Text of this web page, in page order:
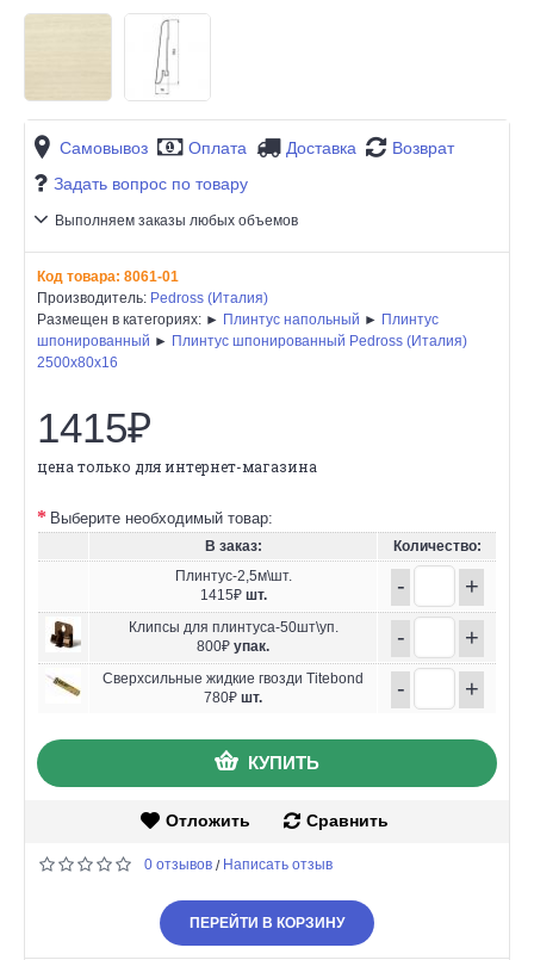
Самовывоз Оплата Доставка
Возврат
Задать вопрос по товару
Выполняем заказы любых объемов
Код товара: 8061-01
Производитель: Pedross (Италия)
Размещен в категориях: ► Плинтус напольный ► Плинтус
шпонированный ► Плинтус шпонированный Pedross (Италия)
2500х80х16
1415₽
цена только для интернет-магазина
Выберите необходимый товар:
В заказ:
Количество:
Плинтус-2,5м\шт.
1415₽ шт. - +
Клипсы для плинтуса-50шт\уп.
800₽ упак. - +
Сверхсильные жидкие гвозди Titebond
780₽ шт. - +
КУПИТЬ
Отложить Сравнить
0 отзывов / Написать отзыв
ПЕРЕЙТИ В КОРЗИНУ